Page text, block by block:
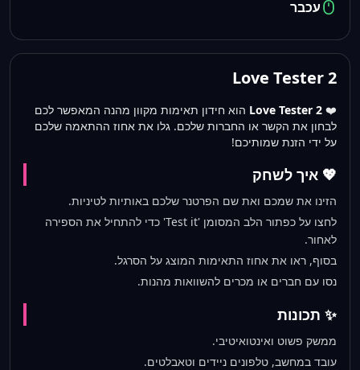
עכבר
Love Tester 2
❤️
Love Tester 2 הוא חידון תאימות מקוון מהנה המאפשר לכם
לבחון את הקשר או החברות שלכם. גלו את אחוז ההתאמה שלכם
על ידי הזנת שמותיכם!
💖 איך לשחק
הזינו את שמכם ואת שם הפרטנר שלכם באותיות לטיניות.
לחצו על כפתור הלב המסומן 'Test it' כדי להתחיל את הספירה
לאחור.
בסוף, ראו את אחוז התאימות המוצג על הסרגל.
נסו עם חברים או מכרים להשוואות מהנות.
✨ תכונות
ממשק פשוט ואינטואיטיבי.
עובד במחשב, טלפונים ניידים וטאבלטים.